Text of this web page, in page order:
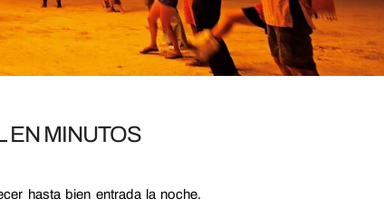
EN MINUTOS
hasta bien entrada la noche.